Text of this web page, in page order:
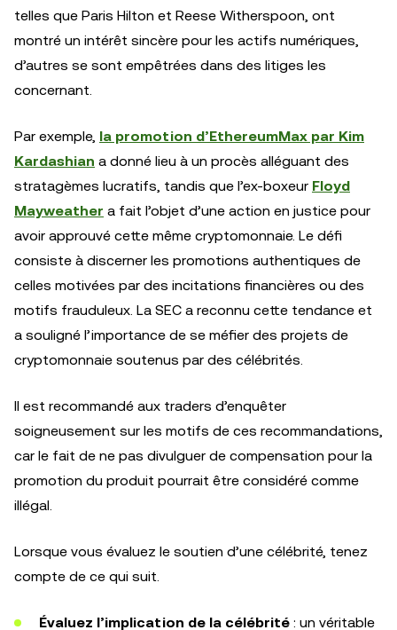
telles que Paris Hilton et Reese Witherspoon, ont
montré un intérêt sincère pour les actifs numériques,
d’autres se sont empêtrées dans des litiges les
concernant.
Par exemple, la promotion d’EthereumMax par Kim
Kardashian a donné lieu à un procès alléguant des
stratagèmes lucratifs, tandis que l’ex-boxeur Floyd
Mayweather a fait l’objet d’une action en justice pour
avoir approuvé cette même cryptomonnaie. Le défi
consiste à discerner les promotions authentiques de
celles motivées par des incitations financières ou des
motifs frauduleux. La SEC a reconnu cette tendance et
a souligné l’importance de se méfier des projets de
cryptomonnaie soutenus par des célébrités.
Il est recommandé aux traders d’enquêter
soigneusement sur les motifs de ces recommandations,
car le fait de ne pas divulguer de compensation pour la
promotion du produit pourrait être considéré comme
illégal.
Lorsque vous évaluez le soutien d’une célébrité, tenez
compte de ce qui suit.
Évaluez l’implication de la célébrité : un véritable